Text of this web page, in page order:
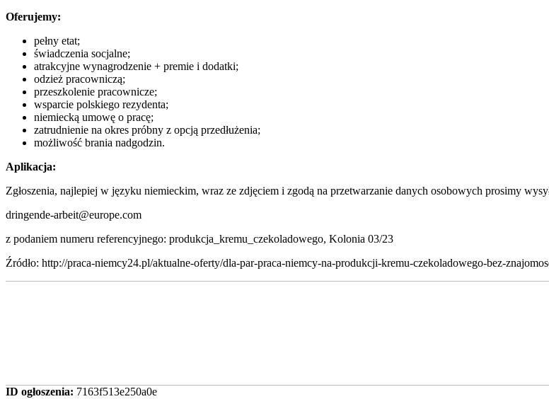
Oferujemy:
pełny etat;
świadczenia socjalne;
atrakcyjne wynagrodzenie + premie i dodatki;
odzież pracowniczą;
przeszkolenie pracownicze;
wsparcie polskiego rezydenta;
niemiecką umowę o pracę;
zatrudnienie na okres próbny z opcją przedłużenia;
możliwość brania nadgodzin.
Aplikacja:
Zgłoszenia, najlepiej w języku niemieckim, wraz ze zdjęciem i zgodą na przetwarzanie danych osobowych prosimy
dringende-arbeit@europe.com
z podaniem numeru referencyjnego: produkcja_kremu_czekoladowego, Kolonia 03/23
Źródło: http://praca-niemcy24.pl/aktualne-oferty/dla-par-praca-niemcy-na-produkcji-kremu-czekoladowego-bez-
ID ogłoszenia: 7163f513e250a0e